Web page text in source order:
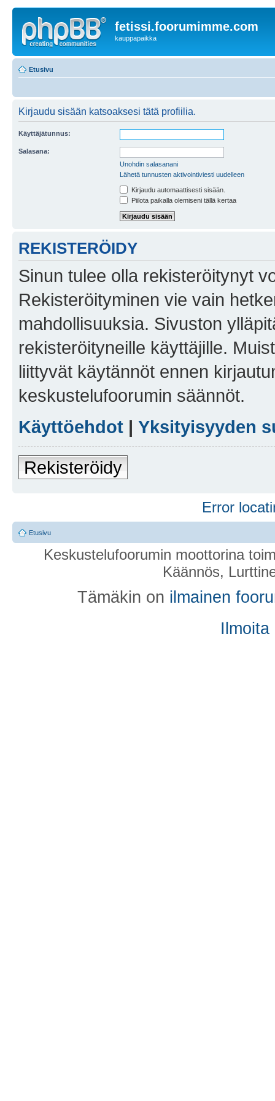
fetissi.foorumimme.com
kauppapaikka
Etusivu
Kirjaudu sisään katsoaksesi tätä profiilia.
Käyttäjätunnus:
Salasana:
Unohdin salasanani
Lähetä tunnusten aktivointiviesti uudelleen
Kirjaudu automaattisesti sisään.
Piilota paikalla olemiseni tällä kertaa
REKISTERÖIDY
Sinun tulee olla rekisteröitynyt
Rekisteröityminen vie vain
mahdollisuuksia. Sivuston
rekisteröityneille käyttäjille.
liittyvät käytännöt ennen
keskustelufoorumin säännöt.
Käyttöehdot | Yksityisyyden
Rekisteröidy
Error
Etusivu
Keskustelufoorumin moottorina
Käännös,
Tämäkin on ilmainen